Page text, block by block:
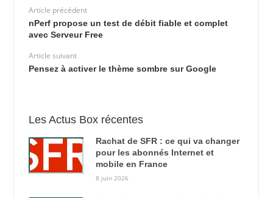
Article précédent
nPerf propose un test de débit fiable et complet
avec Serveur Free
Article suivant
Pensez à activer le thème sombre sur Google
Les Actus Box récentes
Rachat de SFR : ce qui va changer
pour les abonnés Internet et
mobile en France
8 juin 2026